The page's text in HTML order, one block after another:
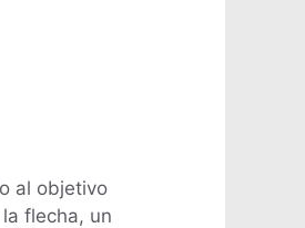
al objetivo
flecha, un